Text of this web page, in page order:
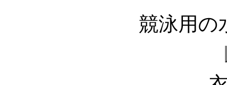
競泳用の